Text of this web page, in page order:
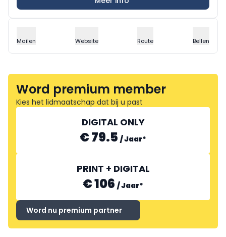
Mailen Website Route Bellen
Word premium member
Kies het lidmaatschap dat bij u past
DIGITAL ONLY
€ 79.5 /Jaar*
PRINT + DIGITAL
€ 106 /Jaar*
Word nu premium partner